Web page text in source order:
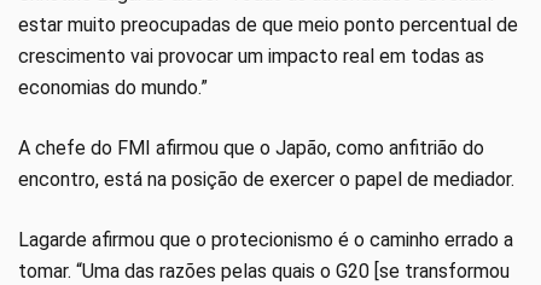
estar muito preocupadas de que meio ponto percentual de
crescimento vai provocar um impacto real em todas as
economias do mundo.”
A chefe do FMI afirmou que o Japão, como anfitrião do
encontro, está na posição de exercer o papel de mediador.
Lagarde afirmou que o protecionismo é o caminho errado a
tomar. “Uma das razões pelas quais o G20 [se transformou